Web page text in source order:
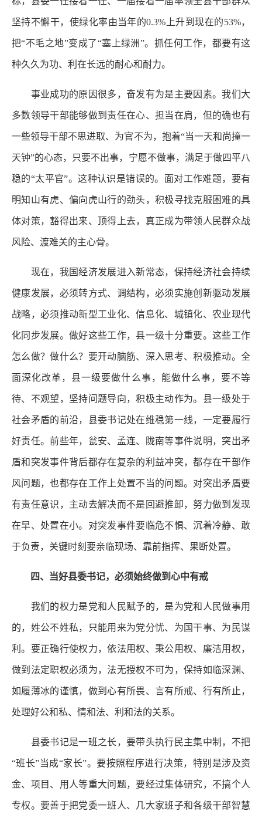
坚持不懈干，使绿化率由当年的0.3%上升到现在的53%，
把“不毛之地”变成了“塞上绿洲”。抓任何工作，都要有这
种久久为功、利在长远的耐心和耐力。
事业成功的原因很多，奋发有为是主要因素。我们大
多数领导干部能够做到责任在心、担当在肩，但的确也有
一些领导干部不思进取、为官不为，抱着“当一天和尚撞一
天钟”的心态，只要不出事，宁愿不做事，满足于做四平八
稳的“太平官”。这种认识是错误的。面对工作难题，要有
明知山有虎、偏向虎山行的劲头，积极寻找克服困难的具
体对策，豁得出来、顶得上去，真正成为带领人民群众战
风险、渡难关的主心骨。
现在，我国经济发展进入新常态，保持经济社会持续
健康发展，必须转方式、调结构，必须实施创新驱动发展
战略，必须推动新型工业化、信息化、城镇化、农业现代
化同步发展。做好这些工作，县一级十分重要。这些工作
怎么做？做什么？要开动脑筋、深入思考、积极推动。全
面深化改革，县一级要做什么事，能做什么事，要不等
待、不观望，坚持问题导向，积极主动作为。县一级处于
社会矛盾的前沿，县委书记处在维稳第一线，一定要履行
好责任。前些年，瓮安、孟连、陇南等事件说明，突出矛
盾和突发事件背后都存在复杂的利益冲突，都存在干部作
风问题，也都存在工作上处置不当的问题。对突出矛盾要
有责任意识，主动去解决而不是回避推卸，努力做到发现
在早、处置在小。对突发事件要临危不惧、沉着冷静、敢
于负责，关键时刻要亲临现场、靠前指挥、果断处置。
四、当好县委书记，必须始终做到心中有戒
我们的权力是党和人民赋予的，是为党和人民做事用
的，姓公不姓私，只能用来为党分忧、为国干事、为民谋
利。要正确行使权力，依法用权、秉公用权、廉洁用权，
做到法定职权必须为，法无授权不可为，保持如临深渊、
如履薄冰的谨慎，做到心有所畏、言有所戒、行有所止，
处理好公和私、情和法、利和法的关系。
县委书记是一班之长，要带头执行民主集中制，不把
“班长”当成“家长”。要按照程序进行决策，特别是涉及资
金、项目、用人等重大问题，要经过集体研究，不搞个人
专权。要善于把党委一班人、几大家班子和各级干部智慧